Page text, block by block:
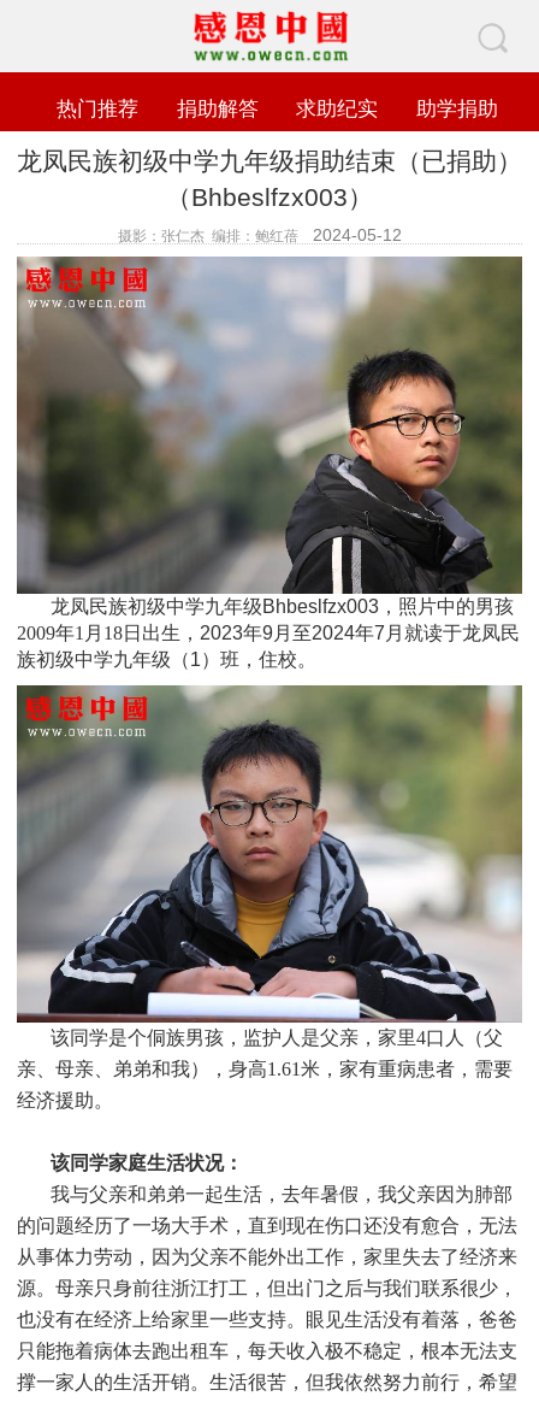
热门推荐 捐助解答 求助纪实 助学捐助
龙凤民族初级中学九年级捐助结束（已捐助）
（Bhbeslfzx003）
摄影：张仁杰 编排：鲍红蓓 2024-05-12
查看数
龙凤民族初级中学九年级Bhbeslfzx003，照片中的男孩
2009年1月18日 出生， 2023年9月至2024年7月就读于龙凤民
族初级中学九年级 （1）班 ，住校。
该同学是个侗族男孩，监护人是父亲，家里4口人（父
亲、母亲、弟弟和我），身高1.61米，家有重病患者，需要
经济援助。
该同学家庭生活状况：
我与父亲和弟弟一起生活，去年暑假，我父亲因为肺部
的问题经历了一场大手术，直到现在伤口还没有愈合，无法
从事体力劳动，因为父亲不能外出工作，家里失去了经济来
源。母亲只身前往浙江打工，但出门之后与我们联系很少，
也没有在经济上给家里一些支持。眼见生活没有着落，爸爸
只能拖着病体去跑出租车，每天收入极不稳定，根本无法支
撑一家人的生活开销。生活很苦，但我依然努力前行，希望